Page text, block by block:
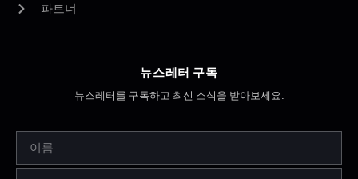
파트너
뉴스레터 구독
뉴스레터를 구독하고 최신 소식을 받아보세요.